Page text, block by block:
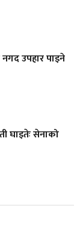
नगद उपहार पाइने
घाइतेः सेनाको